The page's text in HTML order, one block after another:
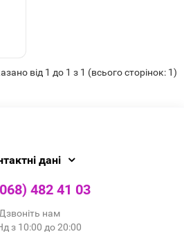
від 1 до 1 з 1 (всього сторінок: 1)
дані
482 41 03
Дзвоніть нам
з 10:00 до 20:00